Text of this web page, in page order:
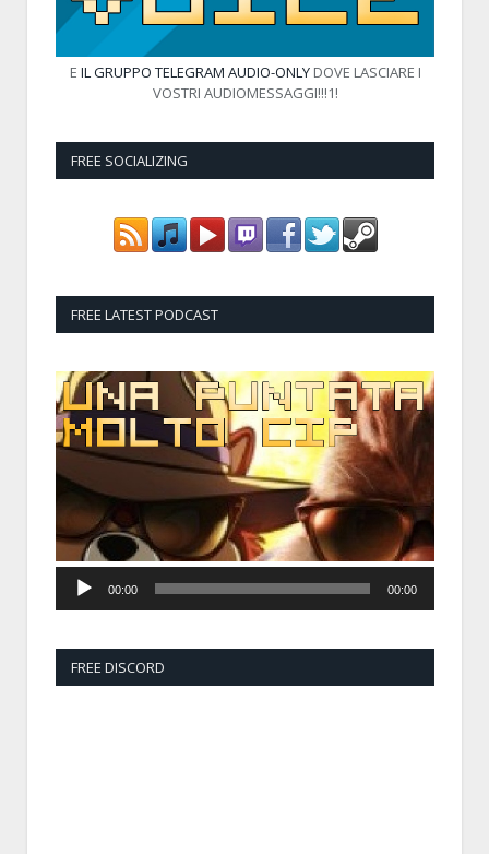
E IL GRUPPO TELEGRAM AUDIO-ONLYDOVE LASCIARE I
VOSTRI AUDIOMESSAGGI!!!1!
FREE SOCIALIZING
FREE LATEST PODCAST
Audio
Player
00:00 00:00
FREE DISCORD